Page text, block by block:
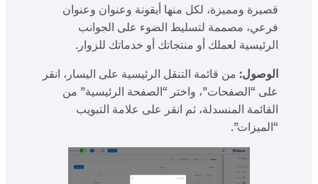
قصيرة ومميزة، لكل منها أيقونة وعنوان وعنوان
فرعي، مصممة لتسليط الضوء على الجوانب
الرئيسية لعملك أو منتجاتك أو خدماتك للزوار.
الوصول: من قائمة التنقل الرئيسية على اليسار، انقر
على “الصفحات”، واختر “الصفحة الرئيسية” من
القائمة المنسدلة، ثم انقر على علامة التبويب
“الميزات”.